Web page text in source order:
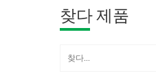
찾다 제품